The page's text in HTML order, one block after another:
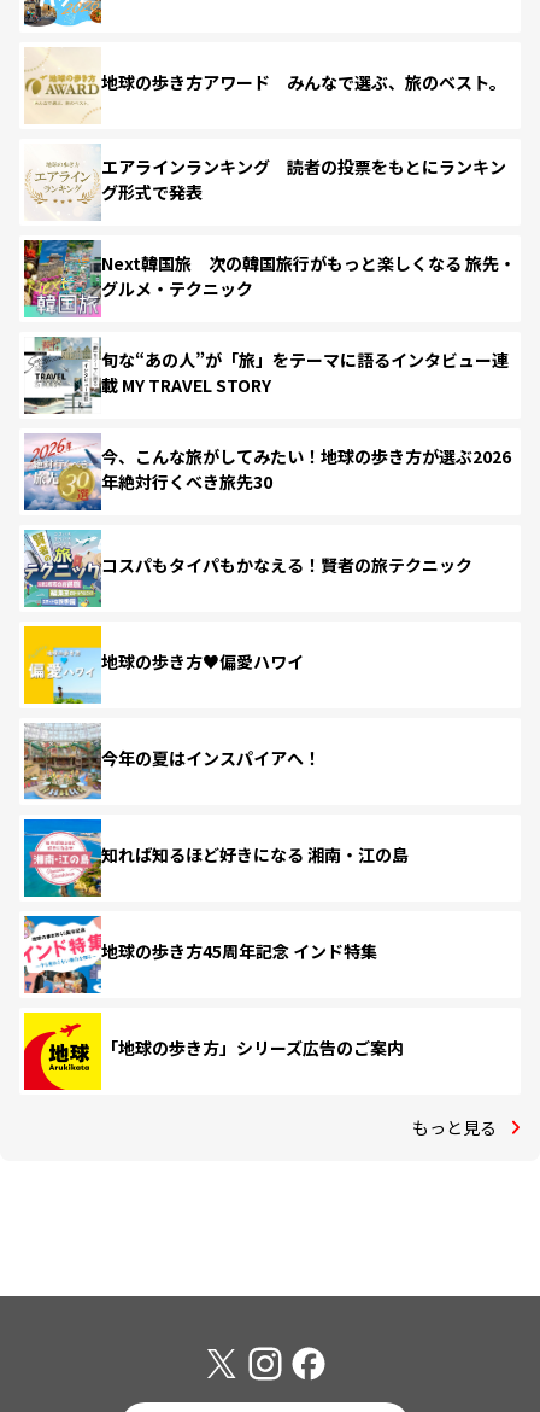
地球の歩き方アワード みんなで選ぶ、旅のベスト。
エアラインランキング 読者の投票をもとにランキン
グ形式で発表
Next韓国旅 次の韓国旅行がもっと楽しくなる 旅先・
グルメ・テクニック
旬な“あの人”が「旅」をテーマに語るインタビュー連
載 MY TRAVEL STORY
今、こんな旅がしてみたい！地球の歩き方が選ぶ2026
年絶対行くべき旅先30
コスパもタイパもかなえる！賢者の旅テクニック
地球の歩き方♥偏愛ハワイ
今年の夏はインスパイアへ！
知れば知るほど好きになる 湘南・江の島
地球の歩き方45周年記念 インド特集
「地球の歩き方」シリーズ広告のご案内
もっと見る